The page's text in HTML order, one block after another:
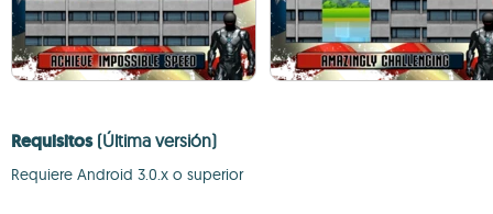
Requisitos (Última versión)
Requiere Android 3.0.x o superior